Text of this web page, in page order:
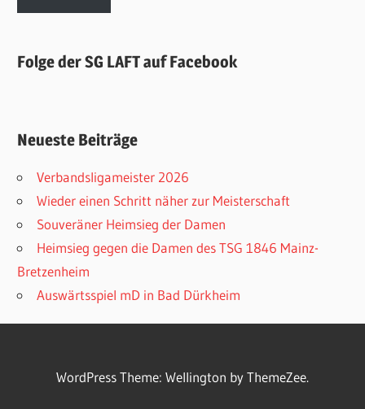
Folge der SG LAFT auf Facebook
Neueste Beiträge
Verbandsligameister 2026
Wieder einen Schritt näher zur Meisterschaft
Souveräner Heimsieg der Damen
Heimsieg gegen die Damen des TSG 1846 Mainz-
Bretzenheim
Auswärtsspiel mD in Bad Dürkheim
WordPress Theme: Wellington by ThemeZee.